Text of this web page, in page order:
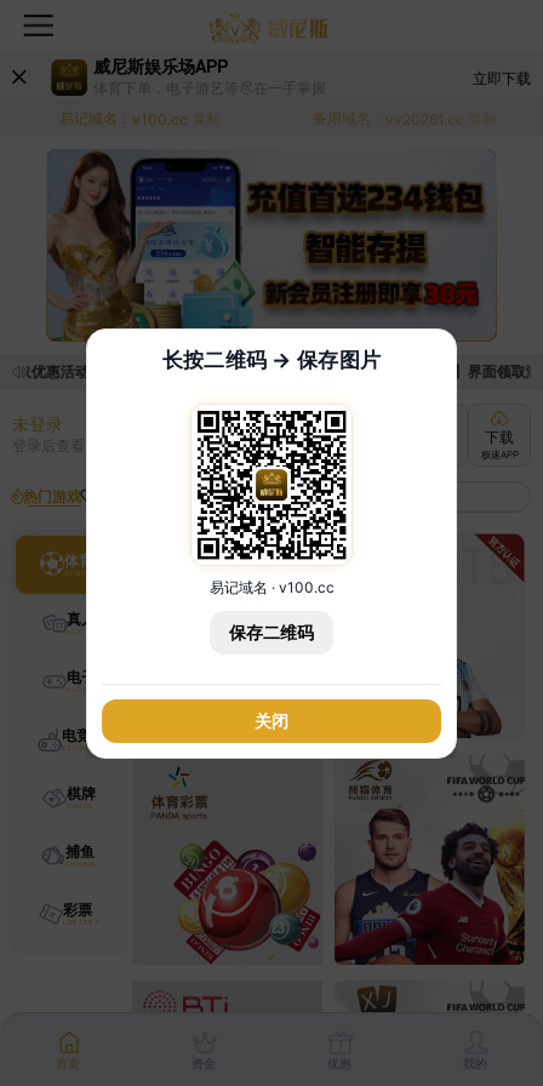
威尼斯娱乐场APP
体育下单，电子游艺等尽在一手掌握
立即下载
易记域名： v100.cc 复制 备用域名： vv20261.cc 复制
取优惠活动的手续麻烦，已新增优惠系统，现在可以前往【福利中心】界面领取
未登录
登录后查看 充值
快速到账
下载
极速APP
热门游戏
体育
真人
电子
电竞
棋牌
捕鱼
彩票
首页 资金 优惠 我的
长按二维码 → 保存图片
易记域名 · v100.cc
保存二维码
关闭